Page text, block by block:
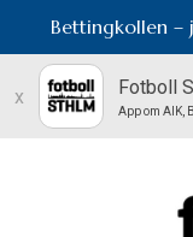
Bettingkollen –
x Fotboll
App om AIK,